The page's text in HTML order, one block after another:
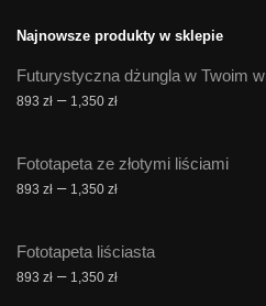
Najnowsze produkty w sklepie
Futurystyczna dżungla w Twoim
893 zł – 1,350 złZakres
893 zł
do
Fototapeta ze złotymi liściami
893 zł – 1,350 złZakres
893 zł
do
Fototapeta liściasta
893 zł – 1,350 złZakres